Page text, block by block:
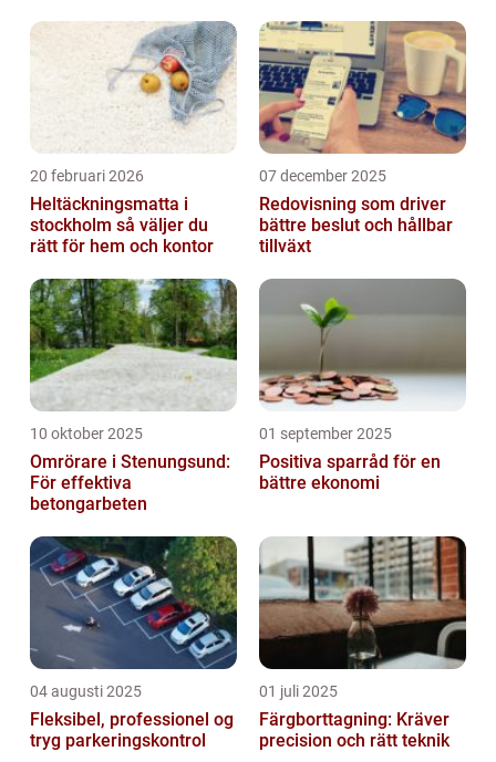
20 februari 2026
Heltäckningsmatta i
stockholm så väljer du
rätt för hem och kontor
07 december 2025
Redovisning som driver
bättre beslut och hållbar
tillväxt
10 oktober 2025
Omrörare i Stenungsund:
För effektiva
betongarbeten
01 september 2025
Positiva sparråd för en
bättre ekonomi
04 augusti 2025
Fleksibel, professionel og
tryg parkeringskontrol
01 juli 2025
Färgborttagning: Kräver
precision och rätt teknik